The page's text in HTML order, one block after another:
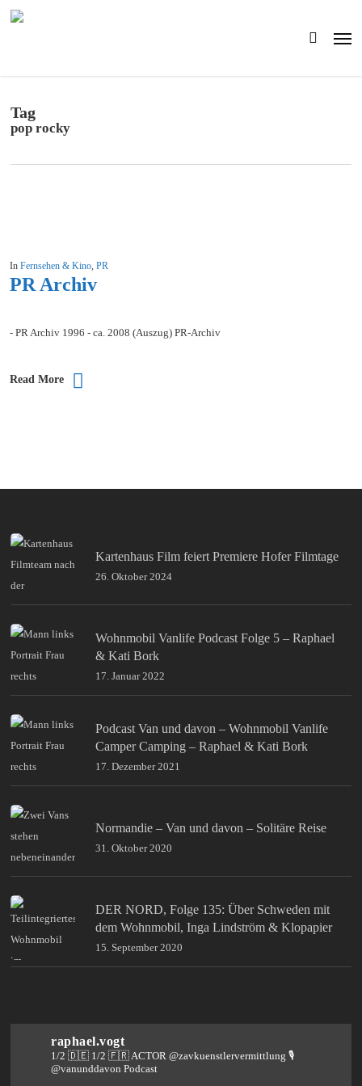
search
Tag
pop rocky
InFernsehen & Kino,PR
PR Archiv
- PR Archiv 1996 - ca. 2008 (Auszug) PR-Archiv
Read More
Kartenhaus Film feiert Premiere Hofer Filmtage
26. Oktober 2024
Wohnmobil Vanlife Podcast Folge 5 – Raphael
& Kati Bork
17. Januar 2022
Podcast Van und davon – Wohnmobil Vanlife
Camper Camping – Raphael & Kati Bork
17. Dezember 2021
Normandie – Van und davon – Solitäre Reise
31. Oktober 2020
DER NORD, Folge 135: Über Schweden mit
dem Wohnmobil, Inga Lindström & Klopapier
15. September 2020
raphael.vogt
1/2 🇩🇪 1/2 🇫🇷 ACTOR @zavkuenstlervermittlung🎙️
@vanunddavon Podcast